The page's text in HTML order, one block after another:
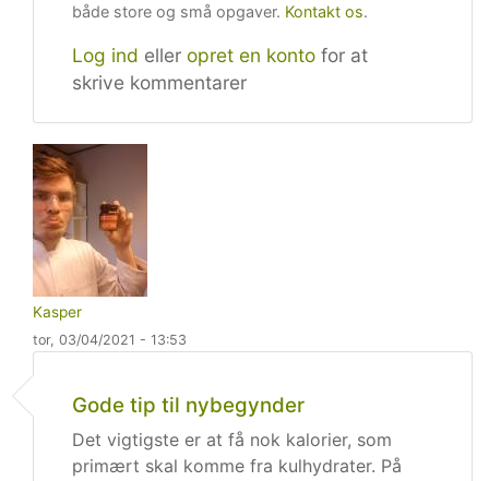
både store og små opgaver. Kontakt os.
Log ind eller opret en konto for at
skrive kommentarer
Kasper
tor, 03/04/2021 - 13:53
Gode tip til nybegynder
Det vigtigste er at få nok kalorier, som
primært skal komme fra kulhydrater. På